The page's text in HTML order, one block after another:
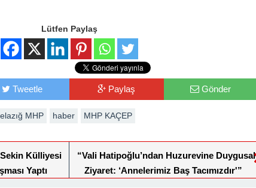
Lütfen Paylaş
Tweetle Paylaş Gönder
elazığ MHP haber MHP KAÇEP
Külliyesi
Yaptı
“Vali Hatipoğlu’ndan Huzurevine Duygusal
Ziyaret: ‘Annelerimiz Baş Tacımızdır'”